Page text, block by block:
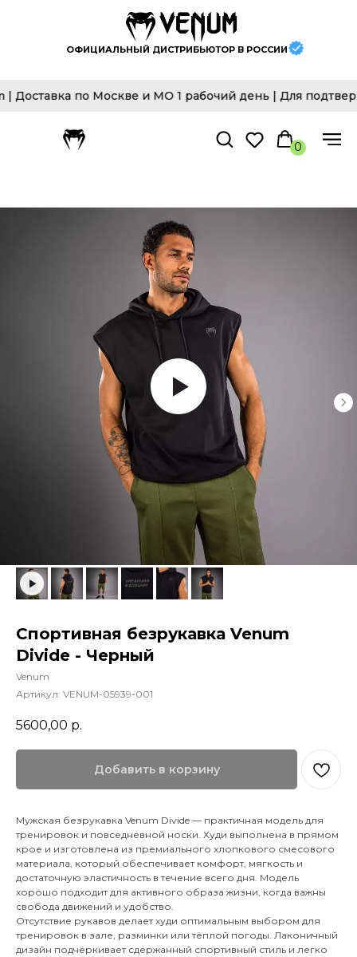
ОФИЦИАЛЬНЫЙ ДИСТРИБЬЮТОР В РОССИИ
по Москве и МО 1 рабочий день | Для
0
Спортивная безрукавка Venum
Divide - Черный
Venum
Артикул: VENUM-05939-001
5600,00 р.
Добавить в корзину
Мужская безрукавка Venum Divide — практичная модель для
тренировок и повседневной носки. Худи выполнена в прямом
крое и изготовлена из премиального хлопкового смесового
материала, который обеспечивает комфорт, мягкость и
достаточную эластичность в течение всего дня. Модель
хорошо подходит для активного образа жизни, когда важны
свобода движений и удобство.
Отсутствие рукавов делает худи оптимальным выбором для
тренировок в зале, разминки или тёплой погоды. Лаконичный
дизайн подчёркивает сдержанный спортивный стиль и легко